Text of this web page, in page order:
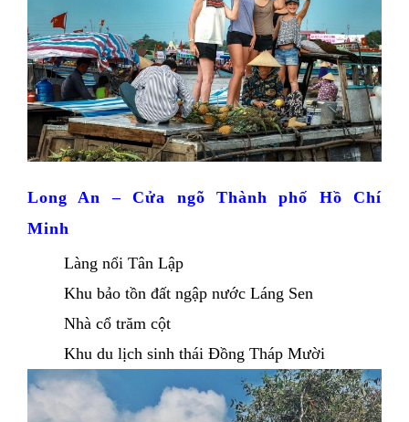
Long An – Cửa ngõ Thành phố Hồ Chí
Minh
Làng nổi Tân Lập
Khu bảo tồn đất ngập nước Láng Sen
Nhà cổ trăm cột
Khu du lịch sinh thái Đồng Tháp Mười